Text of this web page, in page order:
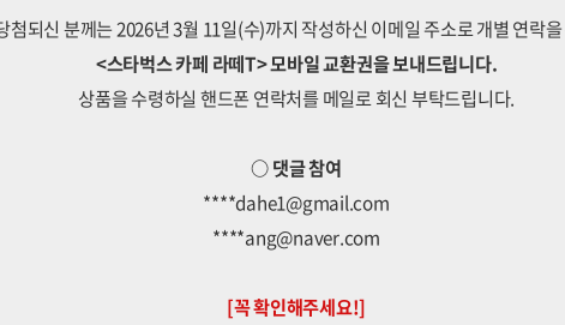
첨되신 분께는 2026년 3월 11일(수)까지 작성하신 이메일 주소로 개별 연락
<스타벅스 카페 라떼T> 모바일 교환권을 보내드립니다.
상품을 수령하실 핸드폰 연락처를 메일로 회신 부탁드립니다.
○ 댓글 참여
****dahe1@gmail.com
****ang@naver.com
[꼭 확인해주세요!]